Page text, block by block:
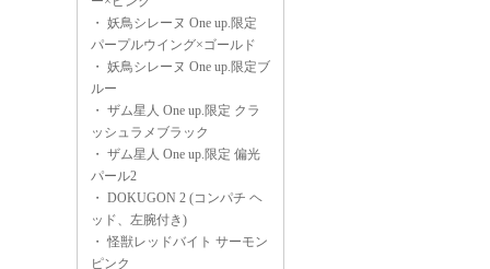
・ 妖鳥シレーヌ One up.限定
パープルウイング×ゴールド
・ 妖鳥シレーヌ One up.限定ブ
ルー
・ ザム星人 One up.限定 クラ
ッシュラメブラック
・ ザム星人 One up.限定 偏光
パール2
・ DOKUGON 2 (コンパチ ヘ
ッド、左腕付き)
・怪獣レッドバイト サーモン
ピンク